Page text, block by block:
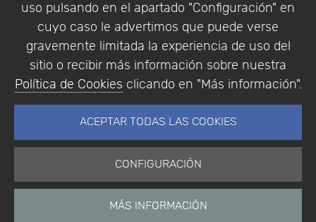
uso pulsando en el apartado "Configuración" en
cuyo caso le advertimos que puede verse
gravemente limitada la experiencia de uso del
sitio o recibir más información sobre nuestra
Política de Cookies clicando en "Más información".
ACEPTAR TODAS LAS COOKIES
CONFIGURACIÓN
MÁS INFORMACIÓN
Empresa|Aviso Legal| Política de Privacidad |
Política de Cookies
© Copyright 1994 - 2026. Addlink Software
Científico, S.L.
Portugal.